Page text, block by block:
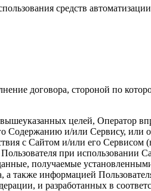
средств
договора, стороной по
целей, Оператор
Содержанию и/или Сервису,
с Сайтом и/или его
при
получаемые
также информацией
и разработанных в